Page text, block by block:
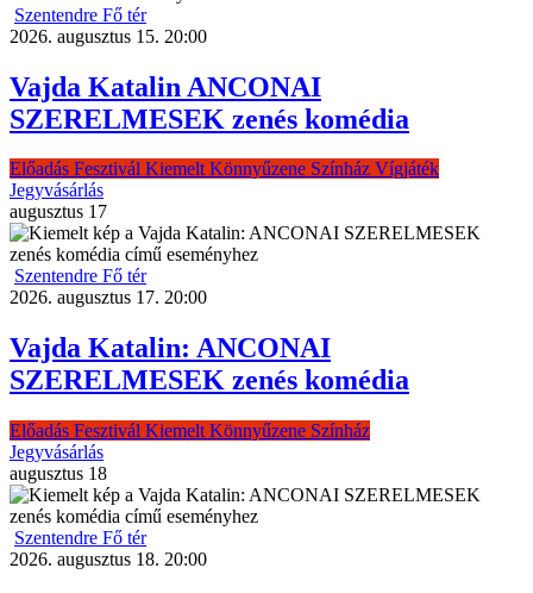
Szentendre Fő tér
2026. augusztus 15. 20:00
Vajda Katalin ANCONAI
SZERELMESEK zenés komédia
Előadás Fesztivál KiemeltKönnyűzene Színház Vígjáték
Jegyvásárlás
augusztus 17
Szentendre Fő tér
2026. augusztus 17. 20:00
Vajda Katalin: ANCONAI
SZERELMESEK zenés komédia
Előadás Fesztivál Kiemelt Könnyűzene Színház
Jegyvásárlás
augusztus 18
Szentendre Fő tér
2026. augusztus 18. 20:00